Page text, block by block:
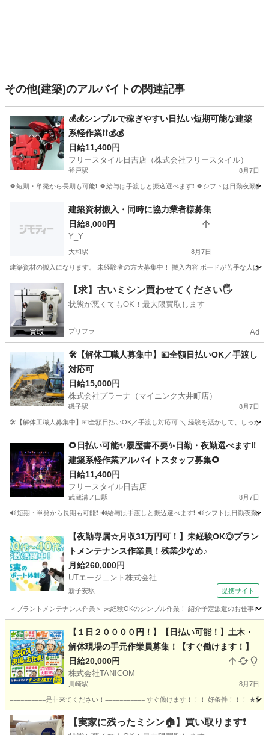
その他(建築)のアルバイトの関連記事
💰💰シンプルで稼ぎやすい日払い短期可能な建築
系軽作業❗❗💰💰
日給11,400円
フリースタイル日吉店（株式会社フリースタイル）
登戸駅 8月7日
🍀短期・単発から長期も可能❗ 🍀給与は手渡しと振込選べます❗ 🍀シフトは日勤夜勤自
登戸駅 その他 掲示板
建築資材搬入・同時に協力業者様募集
日給8,000円
Y_Y
大和駅 8月7日
建築資材の搬入になります。 未経験者の方大募集中！ 搬入内容 ボードが苦手な人は
神奈川 相模原市 大和駅 建築 建具
【求】古いミシン買わせてください🖐️
状態が悪くてもOK！最大限買取します
プリフラ Ad
🛠️【解体工職人募集中】💴全額日払いOK／手渡し
対応可
日給15,000円
株式会社プラーナ（マイニンク大井町店）
磯子駅 8月7日
🛠️【解体工職人募集中】💴全額日払いOK／手渡し対応可 ＼ 経験を活かして、しっか
磯子駅 建築 重機
🌻日払い可能✨履歴書不要✨日勤・夜勤選べます‼️
建築系軽作業アルバイトスタッフ募集🌻
日給11,400円
フリースタイル日吉店
武蔵溝ノ口駅 8月7日
🔊短期・単発から長期も可能❗ 🔊給与は手渡しと振込選べます❗ 🔊シフトは日勤夜勤
武蔵溝ノ口駅 建築 スタッフ
【夜勤専属☆月収31万円可！】未経験OK◎プラン
トメンテナンス作業員！残業少なめ♪
月給260,000円
UTエージェント株式会社
新子安駅 提携サイト
＜プラントメンテナンス作業＞ 未経験OKのシンプル作業！ 紹介予定派遣のお仕事♪
新子安駅 生産管理
【１日２００００円！】【日払い可能！】土木・
解体現場の手元作業員募集！【すぐ働けます！】
日給20,000円
株式会社TANICOM
川崎駅 8月7日
==========是非来てください！=========== すぐ働けます！！！ 好条件！！！
川崎市 川崎駅 その他 書類作成
【実家に残ったミシン🏠】買い取ります❗️